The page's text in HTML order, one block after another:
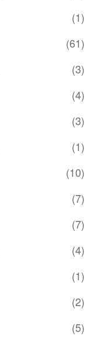
(1)
(61)
(3)
(4)
(3)
(1)
(10)
(7)
(7)
(4)
(1)
(2)
(5)